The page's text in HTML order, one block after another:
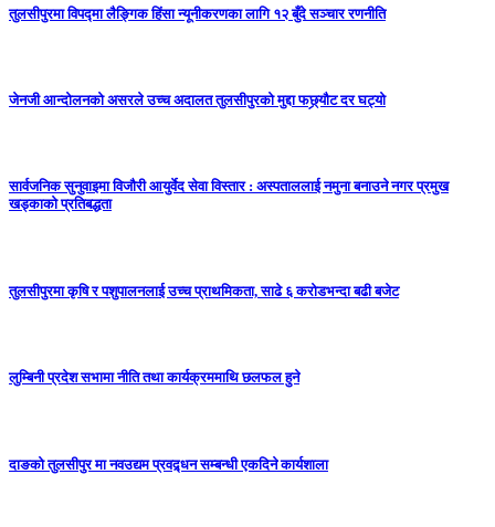
तुलसीपुरमा विपद्मा लैङ्गिक हिंसा न्यूनीकरणका लागि १२ बुँदे सञ्चार रणनीति
जेनजी आन्दोलनको असरले उच्च अदालत तुलसीपुरको मुद्दा फछ्र्यौट दर घट्यो
सार्वजनिक सुनुवाइमा विजाैरी आयुर्वेद सेवा विस्तार : अस्पताललाई नमुना बनाउने नगर प्रमुख
खड्काकाे प्रतिबद्धता
तुलसीपुरमा कृषि र पशुपालनलाई उच्च प्राथमिकता, साढे ६ करोडभन्दा बढी बजेट
लुम्बिनी प्रदेश सभामा नीति तथा कार्यक्रममाथि छलफल हुने
दाङको तुलसीपुर मा नवउद्यम प्रवद्र्धन सम्बन्धी एकदिने कार्यशाला